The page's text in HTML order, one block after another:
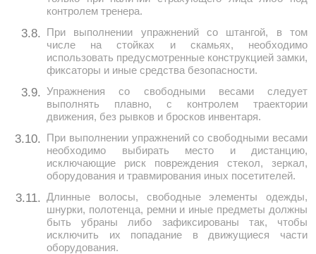
контролем тренера.
3.8.
При выполнении упражнений со штангой, в том
числе на стойках и скамьях, необходимо
использовать предусмотренные конструкцией замки,
фиксаторы и иные средства безопасности.
3.9. Упражнения со свободными весами следует
выполнять плавно, с контролем траектории
движения, без рывков и бросков инвентаря.
3.10.
При выполнении упражнений со свободными весами
необходимо выбирать место и дистанцию,
исключающие риск повреждения стекол, зеркал,
оборудования и травмирования иных посетителей.
3.11.
Длинные волосы, свободные элементы одежды,
шнурки, полотенца, ремни и иные предметы должны
быть убраны либо зафиксированы так, чтобы
исключить их попадание в движущиеся части
оборудования.